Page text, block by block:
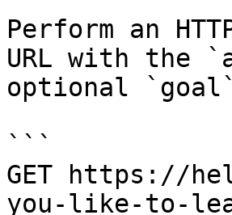
Perform an
URL with the
optional
```
GET https://
you-like-to-